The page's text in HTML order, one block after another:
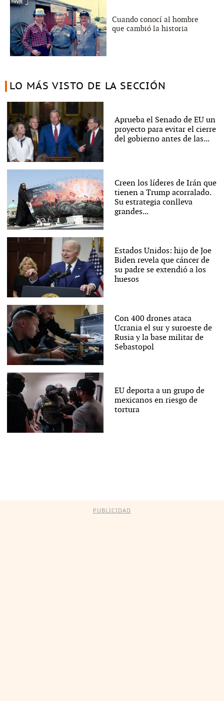
Cuando conocí al hombre
que cambió la historia
LO MÁS VISTO DE LA SECCIÓN
Aprueba el Senado de EU un
proyecto para evitar el cierre
del gobierno antes de las...
Creen los líderes de Irán que
tienen a Trump acorralado.
Su estrategia conlleva
grandes...
Estados Unidos: hijo de Joe
Biden revela que cáncer de
su padre se extendió a los
huesos
Con 400 drones ataca
Ucrania el sur y suroeste de
Rusia y la base militar de
Sebastopol
EU deporta a un grupo de
mexicanos en riesgo de
tortura
PUBLICIDAD